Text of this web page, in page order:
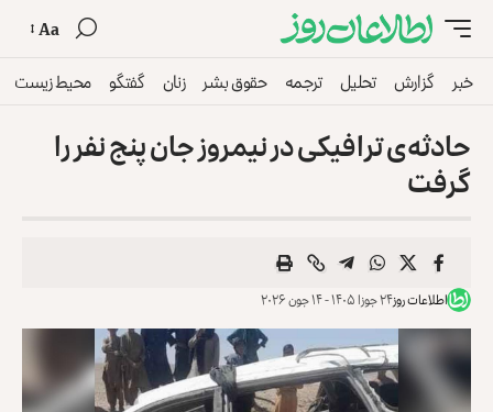
Aa
خبر گزارش تحلیل ترجمه حقوق بشر زنان گفتگو محیط زیست
حادثه‌ی ترافیکی در نیمروز جان پنج نفر را
گرفت
اطلاعات روز۲۴ جوزا ۱۴۰۵ - ۱۴ جون ۲۰۲۶